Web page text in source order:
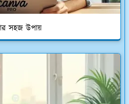
সহজ উপায়